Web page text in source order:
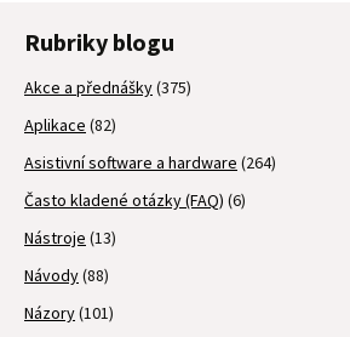
Rubriky blogu
Akce a přednášky(375)
Aplikace (82)
Asistivní software a hardware (264)
Často kladené otázky (FAQ) (6)
Nástroje (13)
Návody(88)
Názory(101)